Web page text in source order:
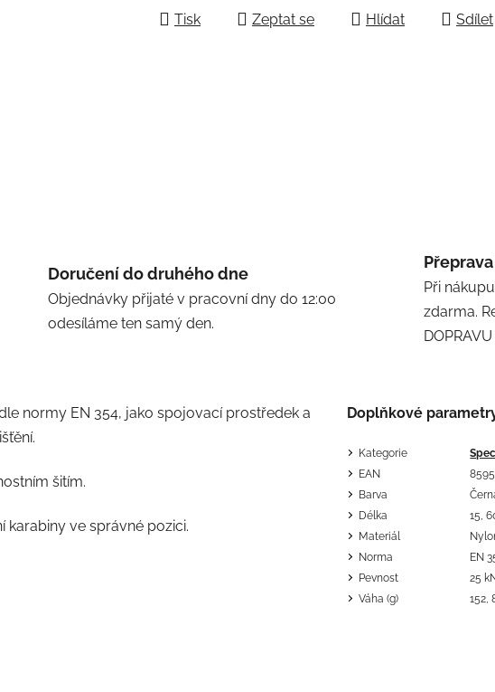
Tisk Zeptat se Hlídat Sdílet
Doručení do druhého dne
Objednávky přijaté v pracovní dny do 12:00
odesíláme ten samý den.
Při
zdarma.
normy EN 354, jako spojovací prostředek a
šitím.
karabiny ve správné pozici.
Doplňkové
Kategorie
EAN
Barva
Délka
15,
Materiál
Norma
EN
Pevnost
25
Váha (g)
152,